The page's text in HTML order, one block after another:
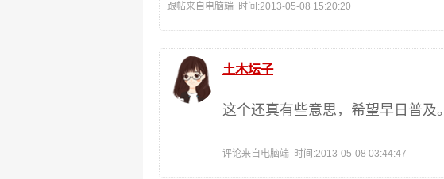
跟帖来自电脑端 时间:2013-05-08 15:20:20
土木坛子
这个还真有些意思，希望早日普及。
评论来自电脑端 时间:2013-05-08 03:44:47